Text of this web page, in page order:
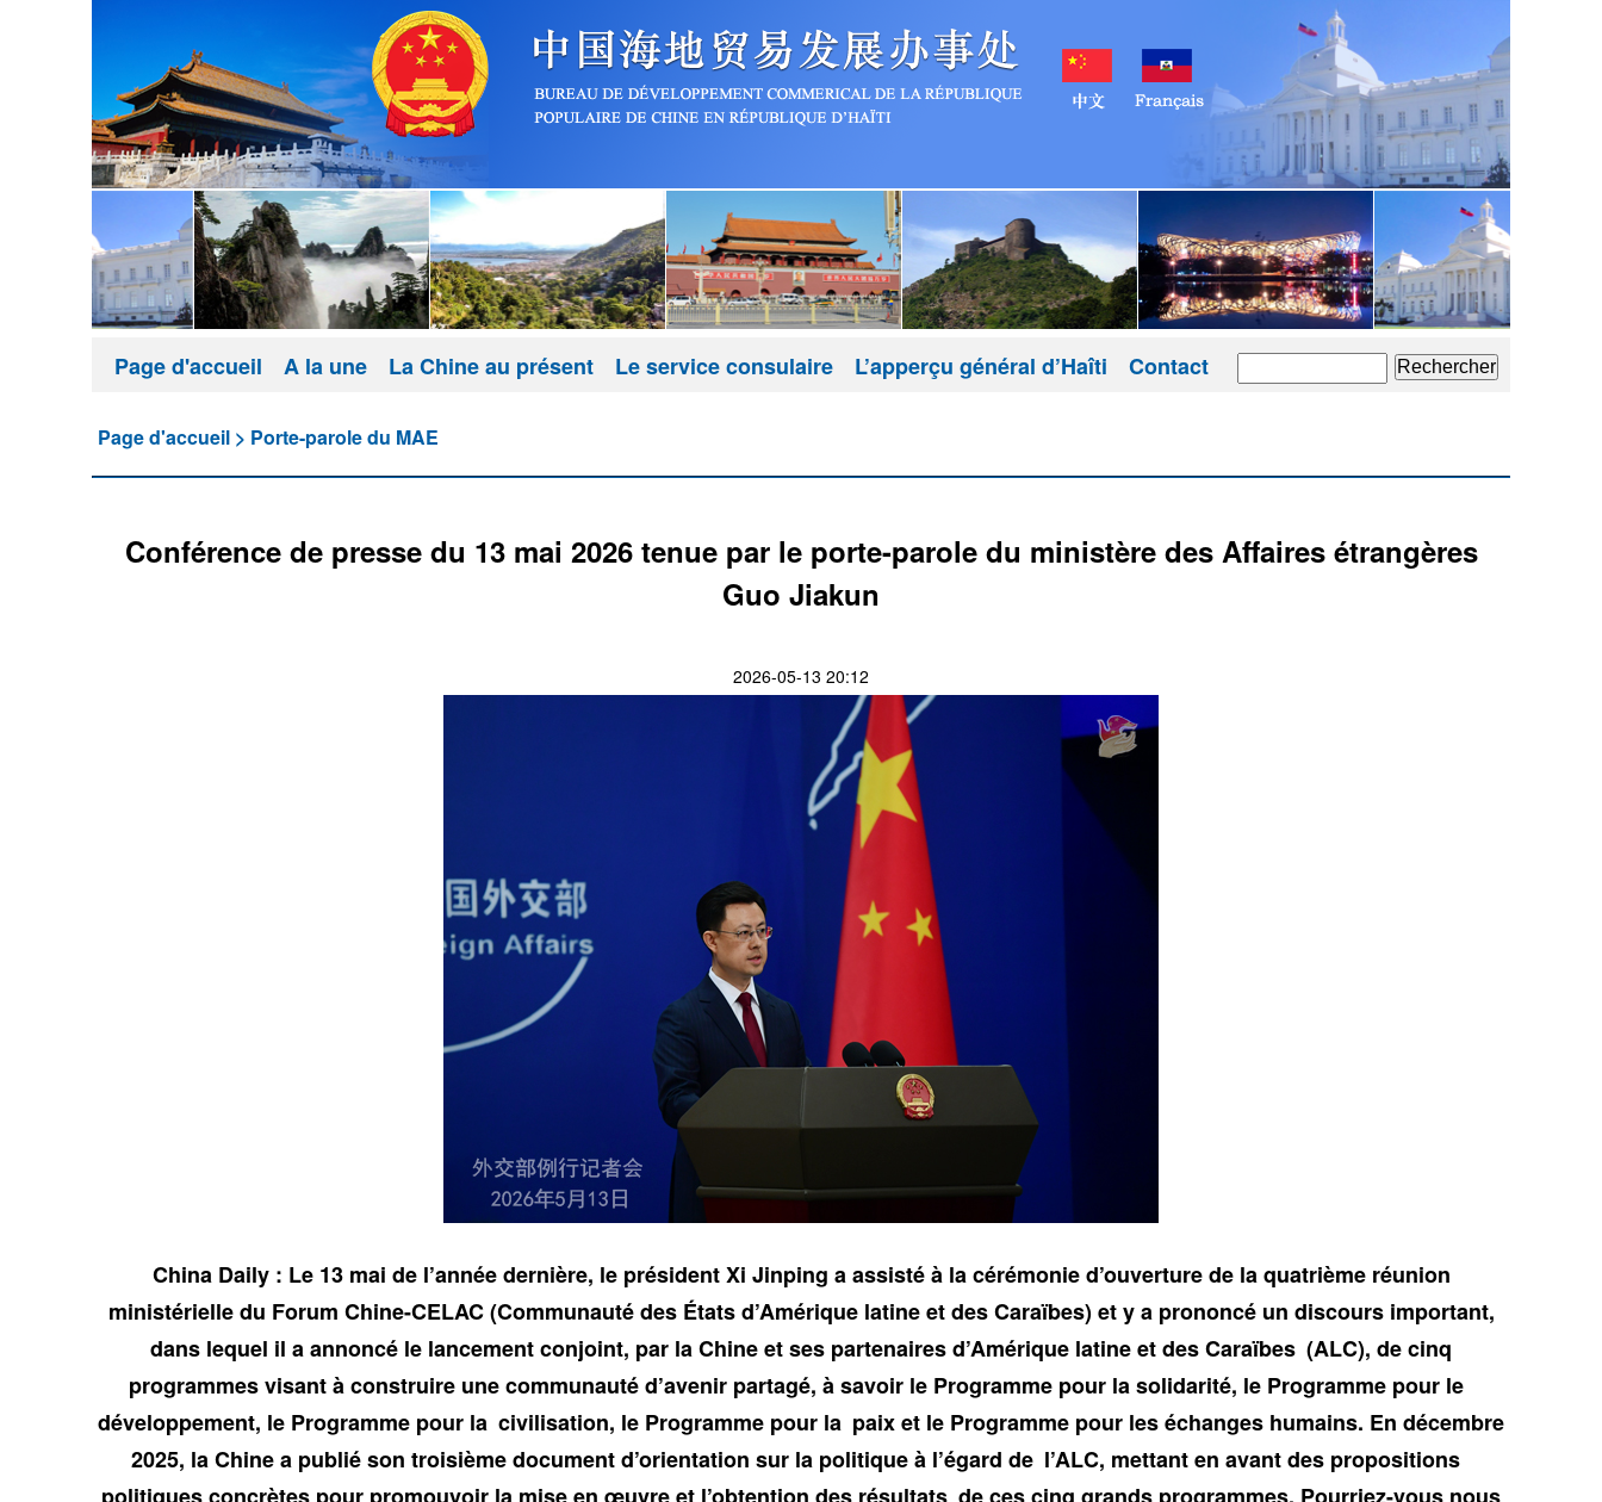
Page d'accueil A la une La Chine au présent Le service consulaire L’apperçu général d’Haîti Contact Rechercher
Page d'accueil > Porte-parole du MAE
Conférence de presse du 13 mai 2026 tenue par le porte-parole du ministère des Affaires étrangères
Guo Jiakun
2026-05-13 20:12
China Daily : Le 13 mai de l’année dernière, le président Xi Jinping a assisté à la cérémonie d’ouverture de la quatrième réunion
ministérielle du Forum Chine-CELAC (Communauté des États d’Amérique latine et des Caraïbes) et y a prononcé un discours important,
dans lequel il a annoncé le lancement conjoint, par la Chine et ses partenaires d’Amérique latine et des Caraïbes (ALC), de cinq
programmes visant à construire une communauté d’avenir partagé, à savoir le Programme pour la solidarité, le Programme pour le
développement, le Programme pour la civilisation, le Programme pour la paix et le Programme pour les échanges humains. En décembre
2025, la Chine a publié son troisième document d’orientation sur la politique à l’égard de l’ALC, mettant en avant des propositions